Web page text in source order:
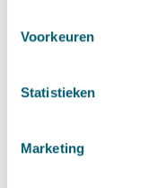
Voorkeuren
Statistieken
Marketing
Artikelen